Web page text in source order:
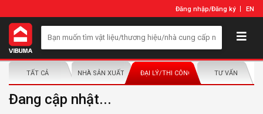
Đăng nhập/Đăng ký EN
TẤT CẢ NHÀ SẢN XUẤT/NHÀ PHÂN PHỐIĐẠI LÝ/THI CÔNG LẮP ĐẶTTƯ VẤN
Đang cập nhật...